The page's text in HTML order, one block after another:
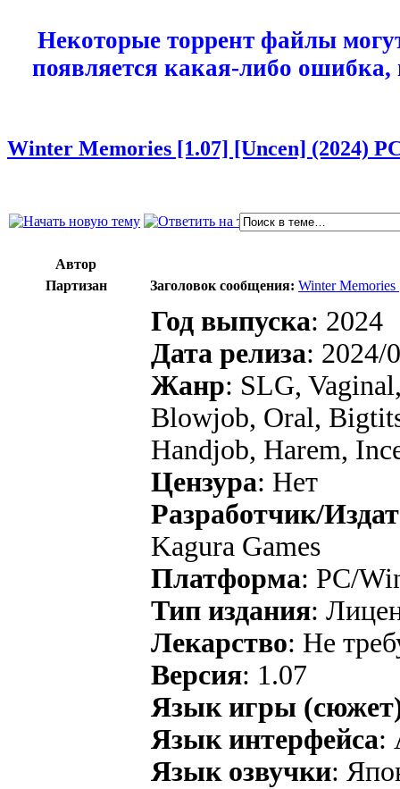
Некоторые торрент файлы
появляется какая-либо
Winter Memories [1.07] [Uncen] (2024)
Автор
Партизан
Заголовок сообщения: Winter
Год выпуска: 2024
Дата релиза: 2024/
Жанр: SLG,
Blowjob, Oral,
Handjob, Harem,
Цензура: Нет
Разработчик/
Kagura Games
Платформа: PC/
Тип издания:
Лекарство: Не
Версия: 1.07
Язык игры
Язык интерфейса:
Язык озвучки: